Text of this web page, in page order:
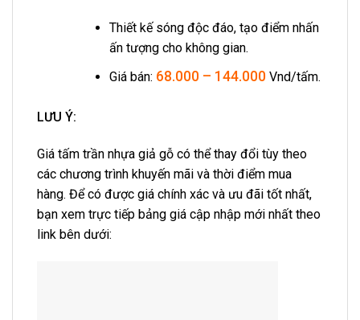
Thiết kế sóng độc đáo, tạo điểm nhấn
ấn tượng cho không gian.
Giá bán: 68.000 – 144.000 Vnd/tấm.
LƯU Ý:
Giá tấm trần nhựa giả gỗ có thể thay đổi tùy theo
các chương trình khuyến mãi và thời điểm mua
hàng. Để có được giá chính xác và ưu đãi tốt nhất,
bạn xem trực tiếp bảng giá cập nhập mới nhất theo
link bên dưới: